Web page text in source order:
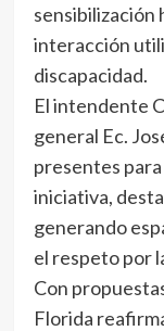
sensibilización
interacción
discapacidad.
El intendente
general Ec.
presentes
iniciativa,
generando
el respeto por
Con
Florida